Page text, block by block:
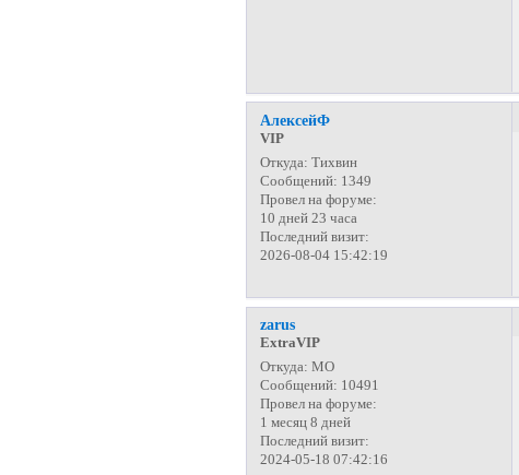
АлексейФ
VIP
Откуда: Тихвин
Сообщений: 1349
Провел на форуме:
10 дней 23 часа
Последний визит:
2026-08-04 15:42:19
zarus
ExtraVIP
Откуда: МО
Сообщений: 10491
Провел на форуме:
1 месяц 8 дней
Последний визит:
2024-05-18 07:42:16